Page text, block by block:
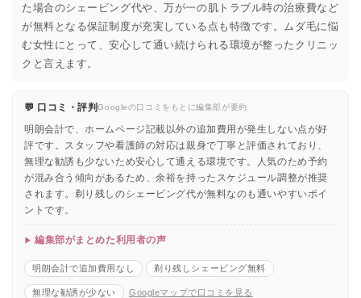
た場合のシェービング代や、万が一の肌トラブル時の治療費など
が無料となる保証制度が充実している点も特徴です。ムダ毛に悩
む女性にとって、安心して通い続けられる環境が整ったクリニッ
クと言えます。
💬 口コミ・評判Googleの口コミをもとに編集部が要約
明朗会計で、ホームページ記載以外の追加費用が発生しない点が好
評です。スタッフや看護師の対応は親身で丁寧と評価されており、
無理な勧誘も少ないため安心して通える環境です。人気のため予約
が混み合う傾向があるため、余裕を持ったスケジュール調整が推奨
されます。剃り残しのシェービング代が無料なのも通いやすいポイ
ントです。
編集部がまとめた利用者の声
明朗会計で追加費用なし 剃り残しシェービング無料
無理な勧誘が少ない Googleマップで口コミを見る